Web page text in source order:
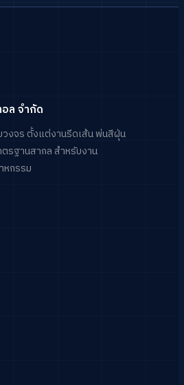
ล จำกัด
งจร ตั้งแต่งานรีดเส้น พ่นสีฝุ่น
รฐานสากล สำหรับงาน
หกรรม